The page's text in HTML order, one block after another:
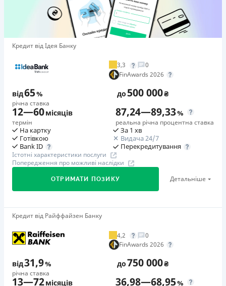
Перший займ
вiд 0,01%/день до 30 000 ₴
Повторний займ
Додаткова комісія за дострокове погашення
у будь-який момент можна повністю погасити позику без
додаткових плат
Страховка
відсутня
Штрафи
Неустойка за невиконання та/або неналежне виконання
споживачем грошових зобов’язань: штраф у розмірі 75%
від суми невиконаного та/або неналежного виконання
зобов’язання на 2-й день кожного факту такого
невиконання та/або неналежного виконання.
Детальніше читайте на сайті МФО.
Необхідні документи
Паспорт,ІПН
Вік
18 - 65 років
Переваги
Кредит від Ідея Банку
3,3
0
FinAwards 2026
від65%
річна ставка
до500 000₴
12—60місяців
термін
87,24—89,33%
реальна річна процентна ставка
На картку
Готівкою
Bank ID
За 1 хв
Видача 24/7
Перекредитування
Істотні характеристики послуги
Попередження про можливі наслідки
ОТРИМАТИ ПОЗИКУ Детальніше
🥇Переможець FinAwards 2026
Переможець FinAwards 2026 «Найкращий кредит
готівкою»
вiд 65%/рік до 500 000 ₴
Додаткова комісія за дострокове погашення
Кредит від Райффайзен Банку
4,2
0
FinAwards 2026
від31,9%
річна ставка
до750 000₴
13—72місяців 36,98—68,95%